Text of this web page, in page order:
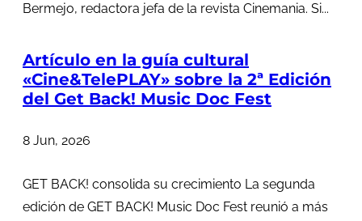
Bermejo, redactora jefa de la revista Cinemania. Si...
Artículo en la guía cultural
«Cine&TelePLAY» sobre la 2ª Edición
del Get Back! Music Doc Fest
8 Jun, 2026
GET BACK! consolida su crecimiento La segunda
edición de GET BACK! Music Doc Fest reunió a más